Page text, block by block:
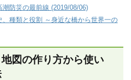
防災の最前線 (2019/08/06)
種類と役割 ～身近な橋から世界一の
図の作り方から使い